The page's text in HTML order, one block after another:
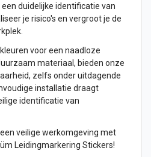
duidelijke identificatie van
je risico's en vergroot je de
voor een naadloze
materiaal, bieden onze
zelfs onder uitdagende
installatie draagt
identificatie van
veilige werkomgeving met
Leidingmarkering Stickers!